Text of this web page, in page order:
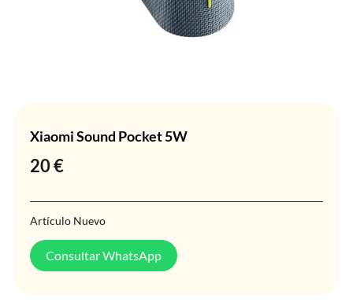
Xiaomi Sound Pocket 5W
20€
Artículo Nuevo
Consultar WhatsApp